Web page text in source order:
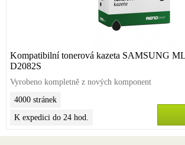
Kompatibilní tonerová kazeta SAMSUNG
D2082S
Vyrobeno kompletně z nových komponent
4000 stránek
K expedici do 24 hod.